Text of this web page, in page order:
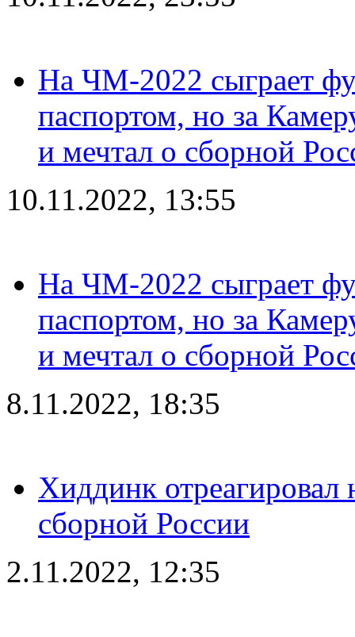
На ЧМ-2022 сыграет
паспортом, но за
и мечтал о сборной
10.11.2022, 13:55
На ЧМ-2022 сыграет
паспортом, но за
и мечтал о сборной
8.11.2022, 18:35
Хиддинк отреагировал
сборной России
2.11.2022, 12:35